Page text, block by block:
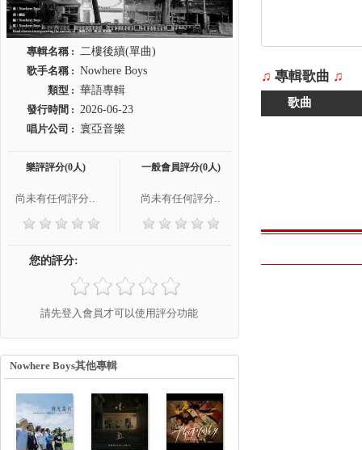
專輯名稱 : 二樓後續(單曲)
歌手名稱 : Nowhere Boys
類型 : 華語專輯
發行時間 : 2026-06-23
唱片公司 : 寰亞音樂
樂評評分(0人)
尚未有任何評分..
一般會員評分(0人)
尚未有任何評分..
您的評分:
請先登入會員才可以使用評分功能
Nowhere Boys其他專輯
♫ 專輯歌曲 ♫
歌曲